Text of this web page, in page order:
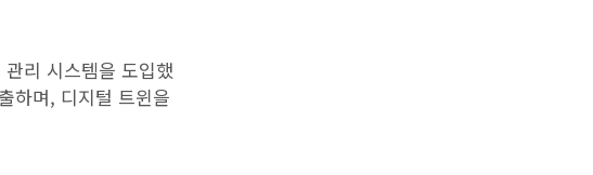
리 시스템을 도입했
하며, 디지털 트윈을